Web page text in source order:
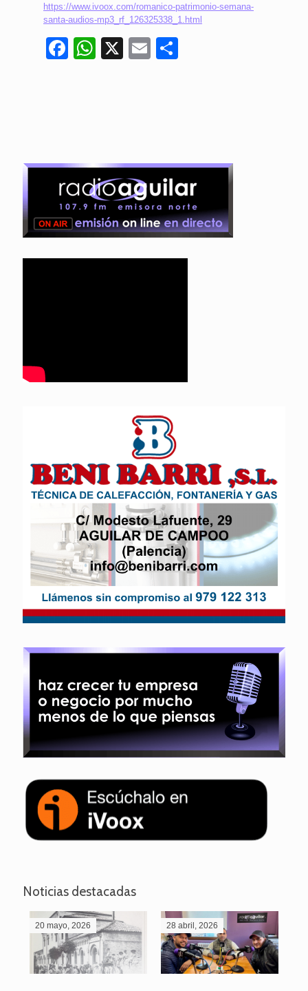
https://www.ivoox.com/romanico-patrimonio-semana-
santa-audios-mp3_rf_126325338_1.html
Facebook
WhatsApp
X Email
Noticias destacadas
20 mayo, 2026 28 abril, 2026